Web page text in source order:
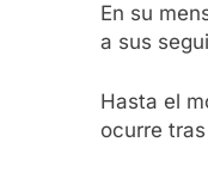
En su
a sus
Hasta el
ocurre